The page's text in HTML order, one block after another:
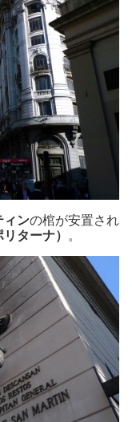
ィンの棺が安置され
ターナ） 。